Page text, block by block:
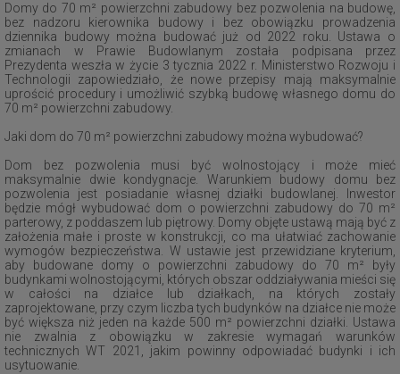
Domy do 70 m² powierzchni zabudowy bez pozwolenia na budowę,
bez nadzoru kierownika budowy i bez obowiązku prowadzenia
dziennika budowy można budować już od 2022 roku. Ustawa o
zmianach w Prawie Budowlanym została podpisana przez
Prezydenta weszła w życie 3 tycznia 2022 r. Ministerstwo Rozwoju i
Technologii zapowiedziało, że nowe przepisy mają maksymalnie
uprościć procedury i umożliwić szybką budowę własnego domu do
70 m² powierzchni zabudowy.
Jaki dom do 70 m² powierzchni zabudowy można wybudować?
Dom bez pozwolenia musi być wolnostojący i może mieć
maksymalnie dwie kondygnacje. Warunkiem budowy domu bez
pozwolenia jest posiadanie własnej działki budowlanej. Inwestor
będzie mógł wybudować dom o powierzchni zabudowy do 70 m²
parterowy, z poddaszem lub piętrowy. Domy objęte ustawą mają być z
założenia małe i proste w konstrukcji, co ma ułatwiać zachowanie
wymogów bezpieczeństwa. W ustawie jest przewidziane kryterium,
aby budowane domy o powierzchni zabudowy do 70 m² były
budynkami wolnostojącymi, których obszar oddziaływania mieści się
w całości na działce lub działkach, na których zostały
zaprojektowane, przy czym liczba tych budynków na działce nie może
być większa niż jeden na każde 500 m² powierzchni działki. Ustawa
nie zwalnia z obowiązku w zakresie wymagań warunków
technicznych WT 2021, jakim powinny odpowiadać budynki i ich
usytuowanie.